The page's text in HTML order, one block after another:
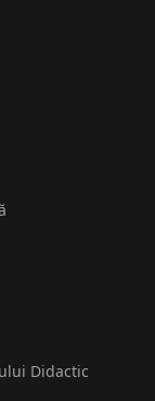
Didactic